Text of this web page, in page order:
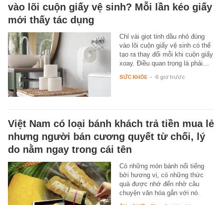
vào lõi cuộn giấy vệ sinh? Mỗi lần kéo giấy
mới thấy tác dụng
Chỉ vài giọt tinh dầu nhỏ đúng
vào lõi cuộn giấy vệ sinh có thể
tạo ra thay đổi mỗi khi cuộn giấy
xoay. Điều quan trọng là phải…
SỨC KHỎE - 6 giờ trước
Việt Nam có loại bánh khách trả tiền mua lẻ
nhưng người bán cương quyết từ chối, lý
do nằm ngay trong cái tên
Có những món bánh nổi tiếng
bởi hương vị, có những thức
quà được nhớ đến nhờ câu
chuyện văn hóa gắn với nó.